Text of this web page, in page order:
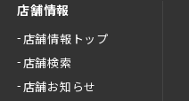
店舗情報
店舗情報トップ
店舗検索
店舗お知らせ